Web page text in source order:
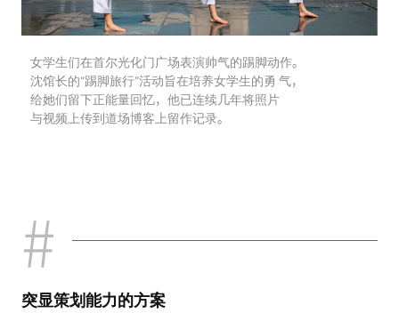
女学生们在首尔光化门广场表演帅气的踢脚动作。
沈馆长的“踢脚旅行”活动旨在培养女学生的勇 气，
给她们留下正能量回忆，他已连续几年将照片
与视频上传到道场博客上留作记录。
突显策划能力的方案